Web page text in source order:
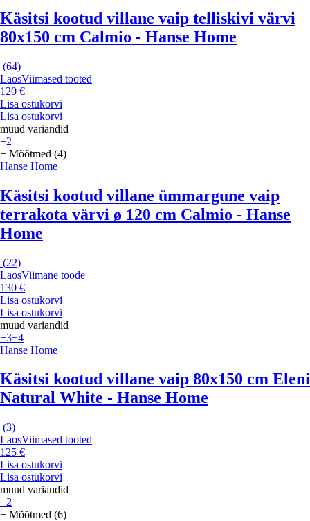
Käsitsi kootud villane vaip telliskivi värvi
80x150 cm Calmio - Hanse Home
(64)
LaosViimased tooted
120 €
Lisa ostukorvi
Lisa ostukorvi
muud variandid
+2
+ Mõõtmed (4)
Hanse Home
Käsitsi kootud villane ümmargune vaip
terrakota värvi ø 120 cm Calmio - Hanse
Home
(22)
LaosViimane toode
130 €
Lisa ostukorvi
Lisa ostukorvi
muud variandid
+3+4
Hanse Home
Käsitsi kootud villane vaip 80x150 cm Eleni
Natural White - Hanse Home
(3)
LaosViimased tooted
125 €
Lisa ostukorvi
Lisa ostukorvi
muud variandid
+2
+ Mõõtmed (6)